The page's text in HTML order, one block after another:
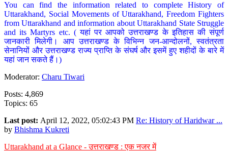
You can find the information related to complete History of
Uttarakhand, Social Movements of Uttarakhand, Freedom Fighters
from Uttarakhand and information about Uttarakhand State Struggle
and its Martyrs etc. ( यहां पर आपको उत्तराखण्ड के इतिहास की संपूर्ण
जानकारी मिलेगी। आप उत्तराखण्ड के विभिन्न जन-आन्दोलनों, स्वतंत्रता
सेनानियों और उत्तराखण्ड राज्य प्राप्ति के संघर्ष और इसमें हुए शहीदों के बारे में
यहां जान सकते हैं।)
Moderator: Charu Tiwari
Posts: 4,869
Topics: 65
Last post: April 12, 2022, 05:02:43 PM Re: History of Haridwar ...
by Bhishma Kukreti
Uttarakhand at a Glance - उत्तराखण्ड : एक नजर में